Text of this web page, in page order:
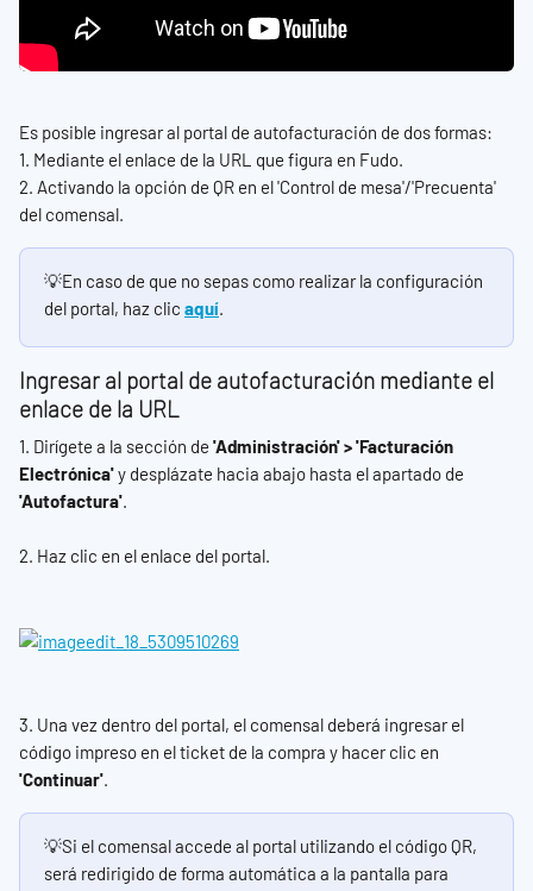
Es posible ingresar al portal de autofacturación de dos formas:
1. Mediante el enlace de la URL que figura en Fudo.
2. Activando la opción de QR en el 'Control de mesa'/'Precuenta'
del comensal.
💡En caso de que no sepas como realizar la configuración
del portal, haz clic aquí.
Ingresar al portal de autofacturación mediante el
enlace de la URL
1. Dirígete a la sección de 'Administración' > 'Facturación
Electrónica' y desplázate hacia abajo hasta el apartado de
'Autofactura'.
2. Haz clic en el enlace del portal.
3. Una vez dentro del portal, el comensal deberá ingresar el
código impreso en el ticket de la compra y hacer clic en
'Continuar'.
💡Si el comensal accede al portal utilizando el código QR,
será redirigido de forma automática a la pantalla para